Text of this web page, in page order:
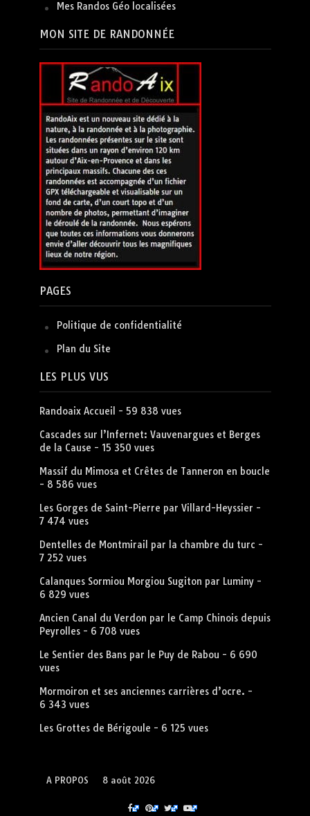
Mes Randos Géo localisées
MON SITE DE RANDONNÉE
PAGES
Politique de confidentialité
Plan du Site
LES PLUS VUS
Randoaix Accueil - 59 838 vues
Cascades sur l’Infernet: Vauvenargues et Berges
de la Cause - 15 350 vues
Massif du Mimosa et Crêtes de Tanneron en boucle
- 8 586 vues
Les Gorges de Saint-Pierre par Villard-Heyssier -
7 474 vues
Dentelles de Montmirail par la chambre du turc -
7 252 vues
Calanques Sormiou Morgiou Sugiton par Luminy-
6 829 vues
Ancien Canal du Verdon par le Camp Chinois depuis
Peyrolles- 6 708 vues
Le Sentier des Bans par le Puy de Rabou - 6 690
vues
Mormoiron et ses anciennes carrières d’ocre. -
6 343 vues
Les Grottes de Bérigoule - 6 125 vues
A PROPOS 8 août 2026